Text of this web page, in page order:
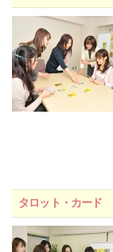
タロット・カード